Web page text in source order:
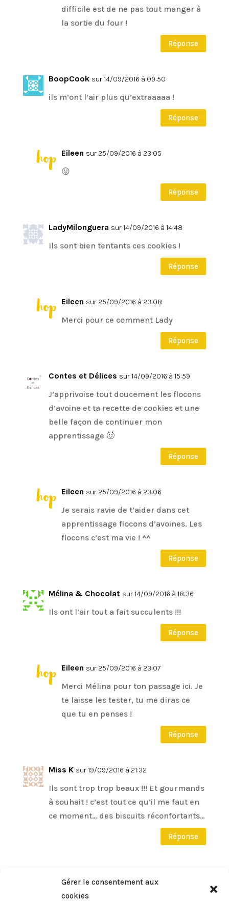
Gérer le consentement aux
cookies
difficile est de ne pas tout manger à
la sortie du four !
Réponse
BoopCook sur 14/09/2016 à 09:50
ils m’ont l’air plus qu’extraaaaa !
Réponse
Eileen sur 25/09/2016 à 23:05
😛
Réponse
LadyMilonguera sur 14/09/2016 à 14:48
Ils sont bien tentants ces cookies !
Réponse
Eileen sur 25/09/2016 à 23:08
Merci pour ce comment Lady
Réponse
Contes et Délices sur 14/09/2016 à 15:59
J’apprivoise tout doucement les flocons
d’avoine et ta recette de cookies et une
belle façon de continuer mon
apprentissage 🙂
Réponse
Eileen sur 25/09/2016 à 23:06
Je serais ravie de t’aider dans cet
apprentissage flocons d’avoines. Les
flocons c’est ma vie ! ^^
Réponse
Mélina & Chocolat sur 14/09/2016 à 18:36
Ils ont l’air tout a fait succulents !!!
Réponse
Eileen sur 25/09/2016 à 23:07
Merci Mélina pour ton passage ici. Je
te laisse les tester, tu me diras ce
que tu en penses !
Réponse
Miss K sur 19/09/2016 à 21:32
Ils sont trop trop beaux !!! Et gourmands
à souhait ! c’est tout ce qu’il me faut en
ce moment… des biscuits réconfortants…
Réponse